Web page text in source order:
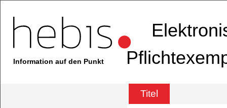
Information auf den Punkt
Titel